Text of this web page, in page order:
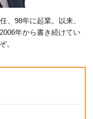
、98年に起業。以来、
年から書き続けてい
。